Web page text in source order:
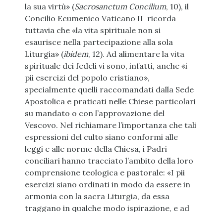
la sua virtù» (Sacrosanctum Concilium, 10), il
Concilio Ecumenico Vaticano II ricorda
tuttavia che «la vita spirituale non si
esaurisce nella partecipazione alla sola
Liturgia» (ibidem, 12). Ad alimentare la vita
spirituale dei fedeli vi sono, infatti, anche «i
pii esercizi del popolo cristiano»,
specialmente quelli raccomandati dalla Sede
Apostolica e praticati nelle Chiese particolari
su mandato o con l’approvazione del
Vescovo. Nel richiamare l’importanza che tali
espressioni del culto siano conformi alle
leggi e alle norme della Chiesa, i Padri
conciliari hanno tracciato l’ambito della loro
comprensione teologica e pastorale: «I pii
esercizi siano ordinati in modo da essere in
armonia con la sacra Liturgia, da essa
traggano in qualche modo ispirazione, e ad